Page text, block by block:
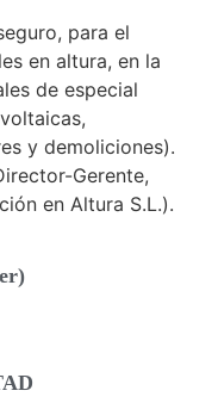
para el
en altura, en la
de especial
y demoliciones).
Gerente,
en Altura S.L.).